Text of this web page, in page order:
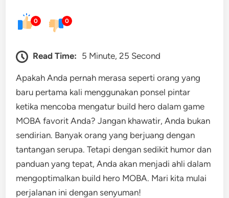
0 0
Read Time: 5 Minute, 25 Second
Apakah Anda pernah merasa seperti orang yang
baru pertama kali menggunakan ponsel pintar
ketika mencoba mengatur build hero dalam game
MOBA favorit Anda? Jangan khawatir, Anda bukan
sendirian. Banyak orang yang berjuang dengan
tantangan serupa. Tetapi dengan sedikit humor dan
panduan yang tepat, Anda akan menjadi ahli dalam
mengoptimalkan build hero MOBA. Mari kita mulai
perjalanan ini dengan senyuman!